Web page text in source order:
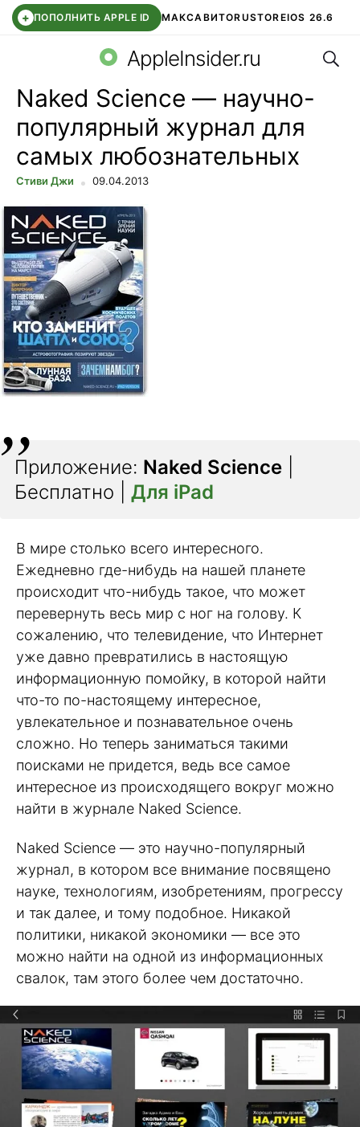
+ ПОПОЛНИТЬ APPLE ID МАКСАВИТОRUSTOREIOS 26.6
СБЕР КИДС ВТБ ОНЛАЙН ЧАТ В ROBLOX
AppleInsider.ru
Naked Science — научно-
популярный журнал для
самых любознательных
Стиви Джи 09.04.2013
Приложение: Naked Science
Бесплатно | Для iPad
В мире столько всего интересного.
Ежедневно где-нибудь на нашей планете
происходит что-нибудь такое, что может
перевернуть весь мир с ног на голову. К
сожалению, что телевидение, что Интернет
уже давно превратились в настоящую
информационную помойку, в которой найти
что-то по-настоящему интересное,
увлекательное и познавательное очень
сложно. Но теперь заниматься такими
поисками не придется, ведь все самое
интересное из происходящего вокруг можно
найти в журнале Naked Science.
Naked Science — это научно-популярный
журнал, в котором все внимание посвящено
науке, технологиям, изобретениям, прогрессу
и так далее, и тому подобное. Никакой
политики, никакой экономики — все это
можно найти на одной из информационных
свалок, там этого более чем достаточно.